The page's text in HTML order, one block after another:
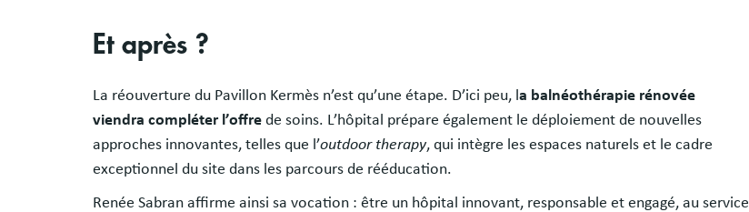
Et après ?
La réouverture du Pavillon Kermès n’est qu’une étape. D’ici peu, l a balnéothérapie rénovée
viendra compléter l’offre de soins. L’hôpital prépare également le déploiement de nouvelles
approches innovantes, telles que l’outdoor therapy, qui intègre les espaces naturels et le cadre
exceptionnel du site dans les parcours de rééducation.
Renée Sabran affirme ainsi sa vocation : être un hôpital innovant, responsable et engagé, au service